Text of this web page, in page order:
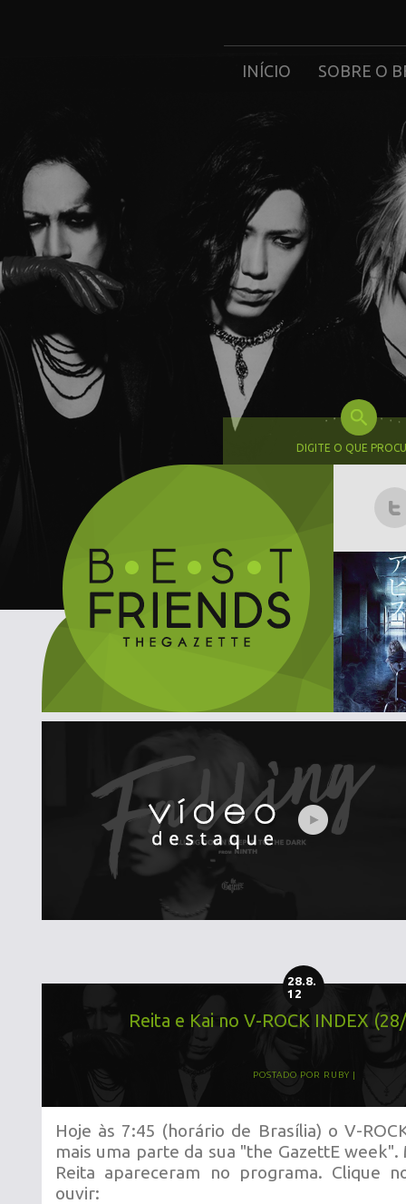
INÍCIO SOBRE O
DIGITE O QUE
28.8.
12
Reita e Kai no V-ROCK INDEX
POSTADO POR RUBY
Hoje às 7:45 (horário de Brasília) o V-
mais uma parte da sua "the GazettE week".
Reita apareceram no programa. Clique
ouvir: